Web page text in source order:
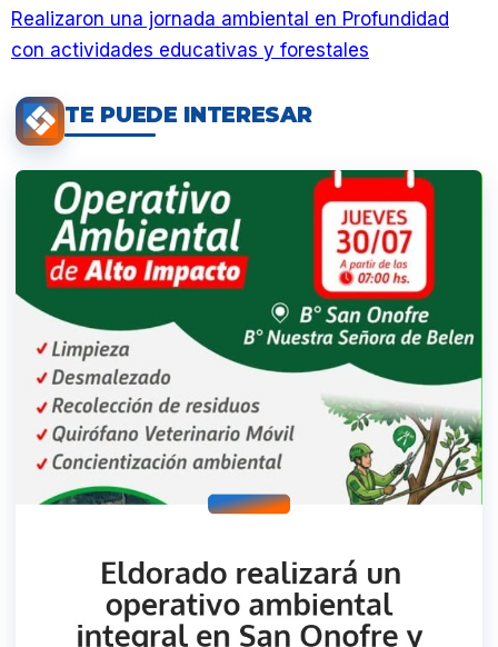
Realizaron una jornada ambiental en Profundidad
con actividades educativas y forestales
TE PUEDE INTERESAR